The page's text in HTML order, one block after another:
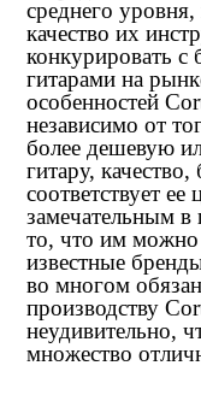
среднего
качество их
конкурировать с
гитарами на
особенностей
независимо от
более дешевую
гитару, качество,
соответствует
замечательным в
то, что им можно
известные
во многом
производству
неудивительно,
множество